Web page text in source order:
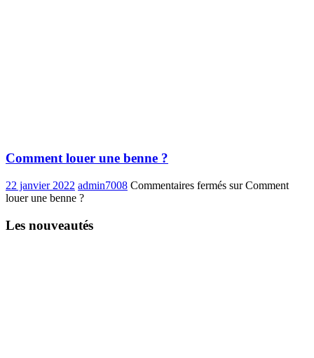
Comment louer une benne ?
22 janvier 2022 admin7008 Commentaires fermés sur Comment
louer une benne ?
Les nouveautés